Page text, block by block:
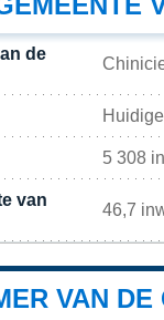
de
5 308
van
46,7
VAN